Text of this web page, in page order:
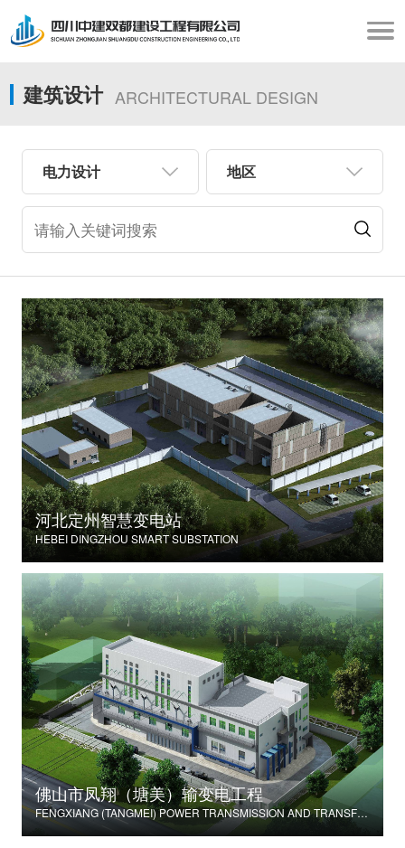
建筑设计 ARCHITECTURAL DESIGN
电力设计 地区
河北定州智慧变电站
HEBEI DINGZHOU SMART SUBSTATION
佛山市凤翔（塘美）输变电工程
FENGXIANG (TANGMEI) POWER TRANSMISSION AND TRANSFORMATION PROJECT